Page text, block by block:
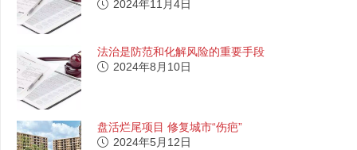
2024年11月4日
法治是防范和化解风险的重要手段
2024年8月10日
盘活烂尾项目 修复城市“伤疤”
2024年5月12日